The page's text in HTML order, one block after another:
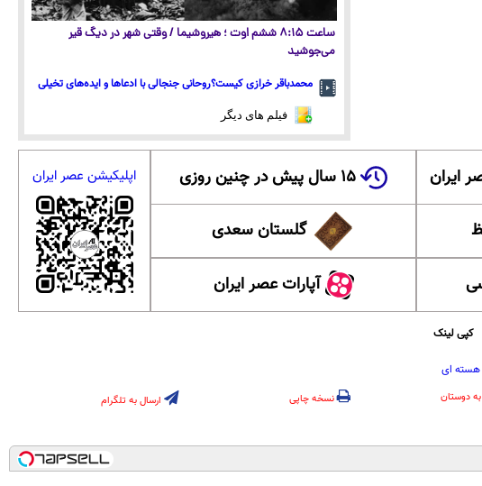
ساعت ۸:۱۵ ششم اوت ؛ هیروشیما / وقتی شهر در دیگ قیر
می‌جوشید
محمدباقر خرازی کیست؟روحانی جنجالی با ادعاها و ایده‌های تخیلی
فیلم های دیگر
ایران ۱۵ سال پیش در چنین روزی
گلستان سعدی
آپارات عصر ایران
اپلیکیشن عصر ایران
کپی لینک
هسته ای
دوستان نسخه چاپی ارسال به تلگرام